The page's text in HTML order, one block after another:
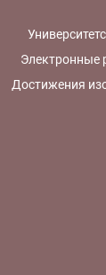
Электронные
Достижения